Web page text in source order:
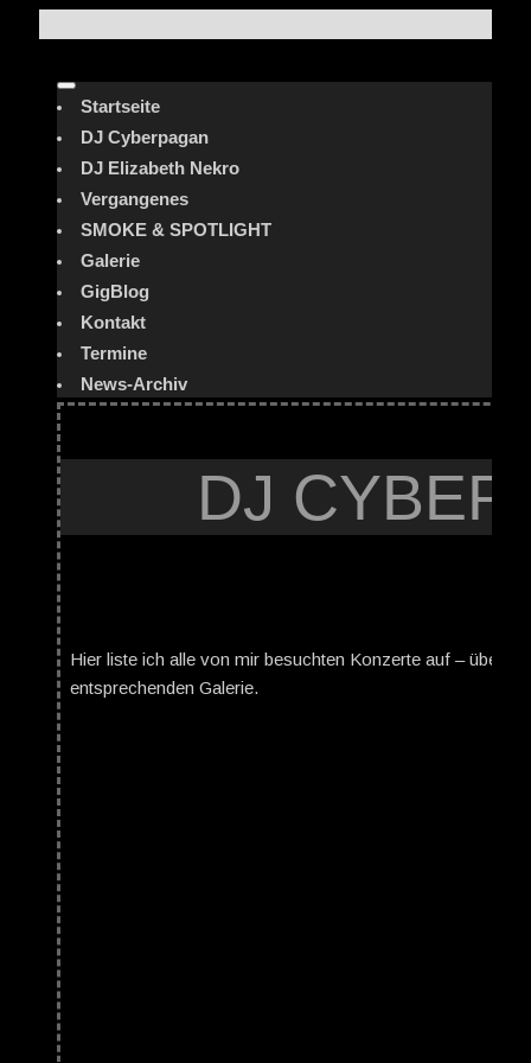
Startseite
DJ Cyberpagan
DJ Elizabeth Nekro
Vergangenes
SMOKE & SPOTLIGHT
Galerie
GigBlog
Kontakt
Termine
News-Archiv
DJ
Hier liste ich alle von mir besuchten Konzerte auf – über
entsprechenden Galerie.